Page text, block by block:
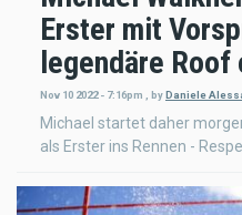
Erster mit
legendäre
Nov 10 2022 - 7:16pm , byDaniele
Michael startet daher
als Erster ins Rennen -